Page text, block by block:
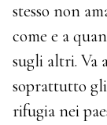
stesso non
come e a
sugli altri. Va
soprattutto
rifugia nei